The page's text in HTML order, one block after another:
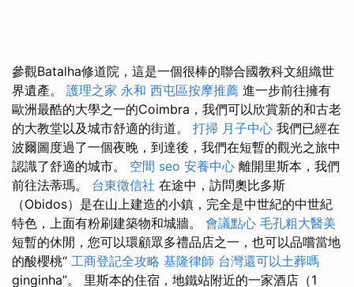
參觀Batalha修道院，這是一個很棒的聯合國教科文組織世
界遺產。 護理之家 永和 西屯區按摩推薦 進一步前往擁有
歐洲最酷的大學之一的Coimbra，我們可以欣賞新的和古老
的大教堂以及城市舒適的街道。 打掃 月子中心 我們已經在
波爾圖度過了一個夜晚，到達後，我們在短暫的觀光之旅中
認識了舒適的城市。 空間 seo 安養中心 離開里斯本，我們
前往法蒂瑪。 台東徵信社 在途中，訪問奧比多斯
（Obidos）是在山上建造的小鎮，完全是中世紀的中世紀
特色，上面有粉刷建築物和城牆。 會議點心 毛孔粗大醫美
短暫的休閒，您可以環顧眾多禮品店之一，也可以品嚐當地
的酸櫻桃“ 工商登記全攻略 基隆律師 台灣還可以土葬嗎
ginginha”。 里斯本的住宿，地鐵站附近的一家酒店（1